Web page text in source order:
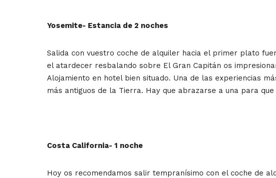
Yosemite- Estancia de 2 noches
Salida con vuestro coche de alquiler hacia el primer plato
el atardecer resbalando sobre El Gran Capitán os
Alojamiento en hotel bien situado. Una de las experiencias
más antiguos de la Tierra. Hay que abrazarse a una para
Costa California- 1 noche
Hoy os recomendamos salir tempranísimo con el coche de